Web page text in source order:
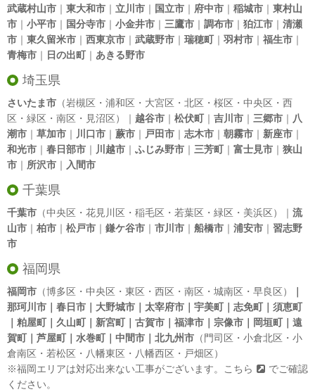
武蔵村山市 ｜ 東大和市 ｜ 立川市 ｜ 国立市 ｜ 府中市 ｜ 稲城市 ｜ 東村山
市 ｜ 小平市 ｜ 国分寺市 ｜ 小金井市 ｜ 三鷹市 ｜ 調布市 ｜ 狛江市 ｜ 清瀬
市 ｜ 東久留米市 ｜ 西東京市 ｜ 武蔵野市 ｜ 瑞穂町｜ 羽村市 ｜ 福生市 ｜
青梅市 ｜ 日の出町｜ あきる野市
埼玉県
さいたま市 （岩槻区・浦和区・大宮区・北区・桜区・中央区・西
区・緑区・南区・見沼区）｜ 越谷市 ｜ 松伏町｜ 吉川市 ｜ 三郷市 ｜ 八
潮市 ｜ 草加市 ｜ 川口市 ｜ 蕨市 ｜ 戸田市 ｜ 志木市 ｜ 朝霧市 ｜ 新座市 ｜
和光市 ｜ 春日部市 ｜ 川越市 ｜ ふじみ野市 ｜ 三芳町｜ 富士見市 ｜ 狭山
市 ｜ 所沢市 ｜ 入間市
千葉県
千葉市 （中央区・花見川区・稲毛区・若葉区・緑区・美浜区）｜ 流
山市 ｜ 柏市 ｜ 松戸市 ｜ 鎌ケ谷市 ｜ 市川市 ｜ 船橋市 ｜ 浦安市 ｜ 習志野
市
福岡県
福岡市 （博多区・中央区・東区・西区・南区・城南区・早良区）
那珂川市｜春日市｜大野城市｜太宰府市｜宇美町｜志免町｜須恵町
｜粕屋町｜久山町｜新宮町｜古賀市｜福津市｜宗像市｜岡垣町｜遠
賀町｜芦屋町｜水巻町｜中間市｜北九州市 （門司区・小倉北区・小
倉南区・若松区・八幡東区・八幡西区・戸畑区）
※福岡エリアは対応出来ない工事がございます。
こちら
でご確認
ください。